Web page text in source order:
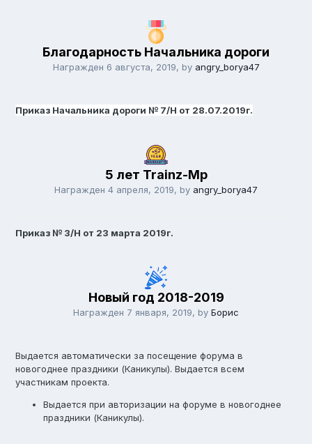
Благодарность Начальника дороги
Награжден 6 августа, 2019, by angry_borya47
Приказ Начальника дороги № 7/Н от 28.07.2019г.
5 лет Trainz-Mp
Награжден 4 апреля, 2019, by angry_borya47
Приказ № 3/Н от 23 марта 2019г.
Новый год 2018-2019
Награжден 7 января, 2019, by Борис
Выдается автоматически за посещение форума в
новогоднее праздники (Каникулы). Выдается всем
участникам проекта.
Выдается при авторизации на форуме в новогоднее
праздники (Каникулы).